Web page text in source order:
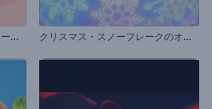
マ
ハー・シヴラートリ用のグリーティング動画 ク
リスマス・スノーフレークのオープニング動画